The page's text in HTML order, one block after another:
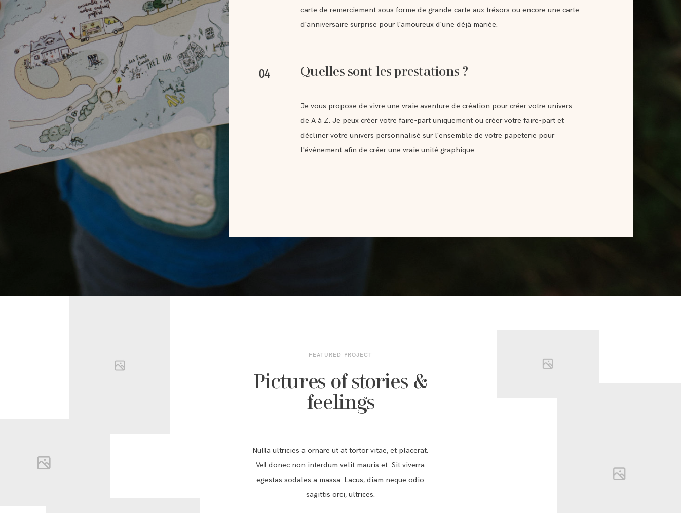
carte de remerciement sous forme de grande carte aux trésors ou encore une carte
d'anniversaire surprise pour l'amoureux d'une déjà mariée.
Quelles sont les prestations ?
04
Je vous propose de vivre une vraie aventure de création pour créer votre univers
de A à Z. Je peux créer votre faire-part uniquement ou créer votre faire-part et
décliner votre univers personnalisé sur l'ensemble de votre papeterie pour
l'événement afin de créer une vraie unité graphique.
FEATURED PROJECT
Pictures of stories &
feelings
Nulla ultricies a ornare ut at tortor vitae, et placerat.
Vel donec non interdum velit mauris et. Sit viverra
egestas sodales a massa. Lacus, diam neque odio
sagittis orci, ultrices.